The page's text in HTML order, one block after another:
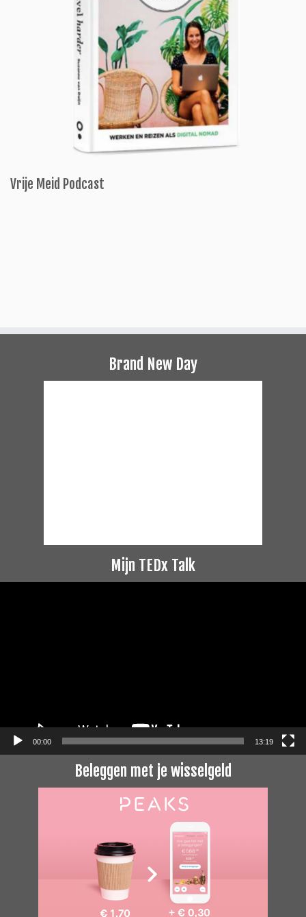
Vrije Meid Podcast
Brand New Day
Mijn TEDx Talk
00:00 13:19
Beleggen met je wisselgeld